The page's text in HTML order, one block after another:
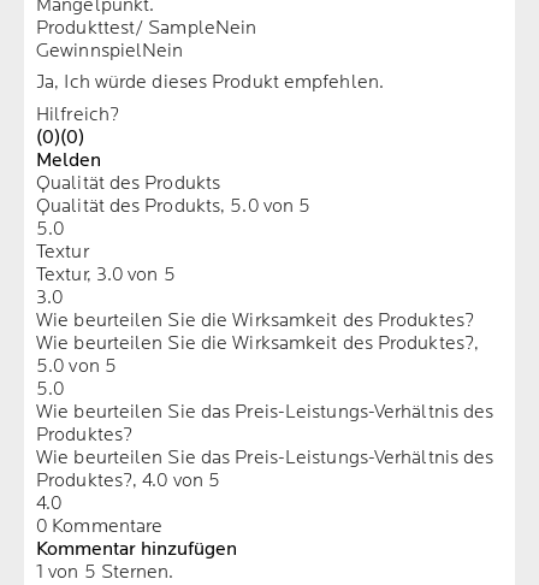
Mangelpunkt.
Produkttest/ SampleNein
GewinnspielNein
Ja, Ich würde dieses Produkt empfehlen.
Hilfreich?
(0)(0)
Melden
Qualität des Produkts
Qualität des Produkts, 5.0 von 5
5.0
Textur
Textur, 3.0 von 5
3.0
Wie beurteilen Sie die Wirksamkeit des Produktes?
Wie beurteilen Sie die Wirksamkeit des Produktes?,
5.0 von 5
5.0
Wie beurteilen Sie das Preis-Leistungs-Verhältnis des
Produktes?
Wie beurteilen Sie das Preis-Leistungs-Verhältnis des
Produktes?, 4.0 von 5
4.0
0 Kommentare
Kommentar hinzufügen
1 von 5 Sternen.